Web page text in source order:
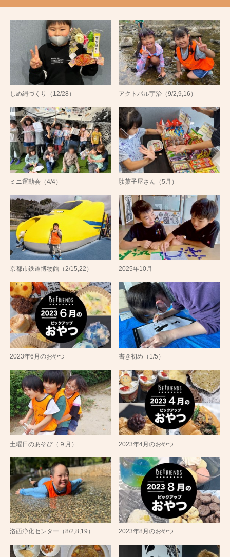
しめ縄づくり（12/28） アクトパル宇治（9/2,9,16）
ミニ運動会（4/4） 駄菓子屋さん（5月）
京都市鉄道博物館（2/15,22） 2025年10月
2023年6月のおやつ 書き初め（1/5）
土曜日のあそび（９月） 2023年4月のおやつ
洛西浄化センター（8/2,8,19） 2023年8月のおやつ